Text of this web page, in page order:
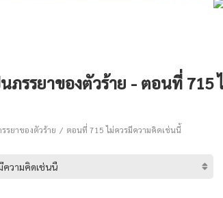
ภรรยาของตัวร้าย - ตอนที่ 715
รยาของตัวร้าย ตอนที่ 715 ไม่ควรมีความคิดเช่นนี้